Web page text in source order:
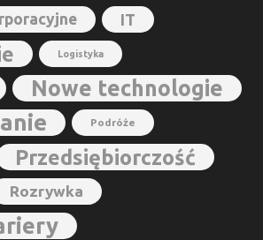
IT
Logistyka
Nowe technologie
Podróże
Przedsiębiorczość
Rozrywka